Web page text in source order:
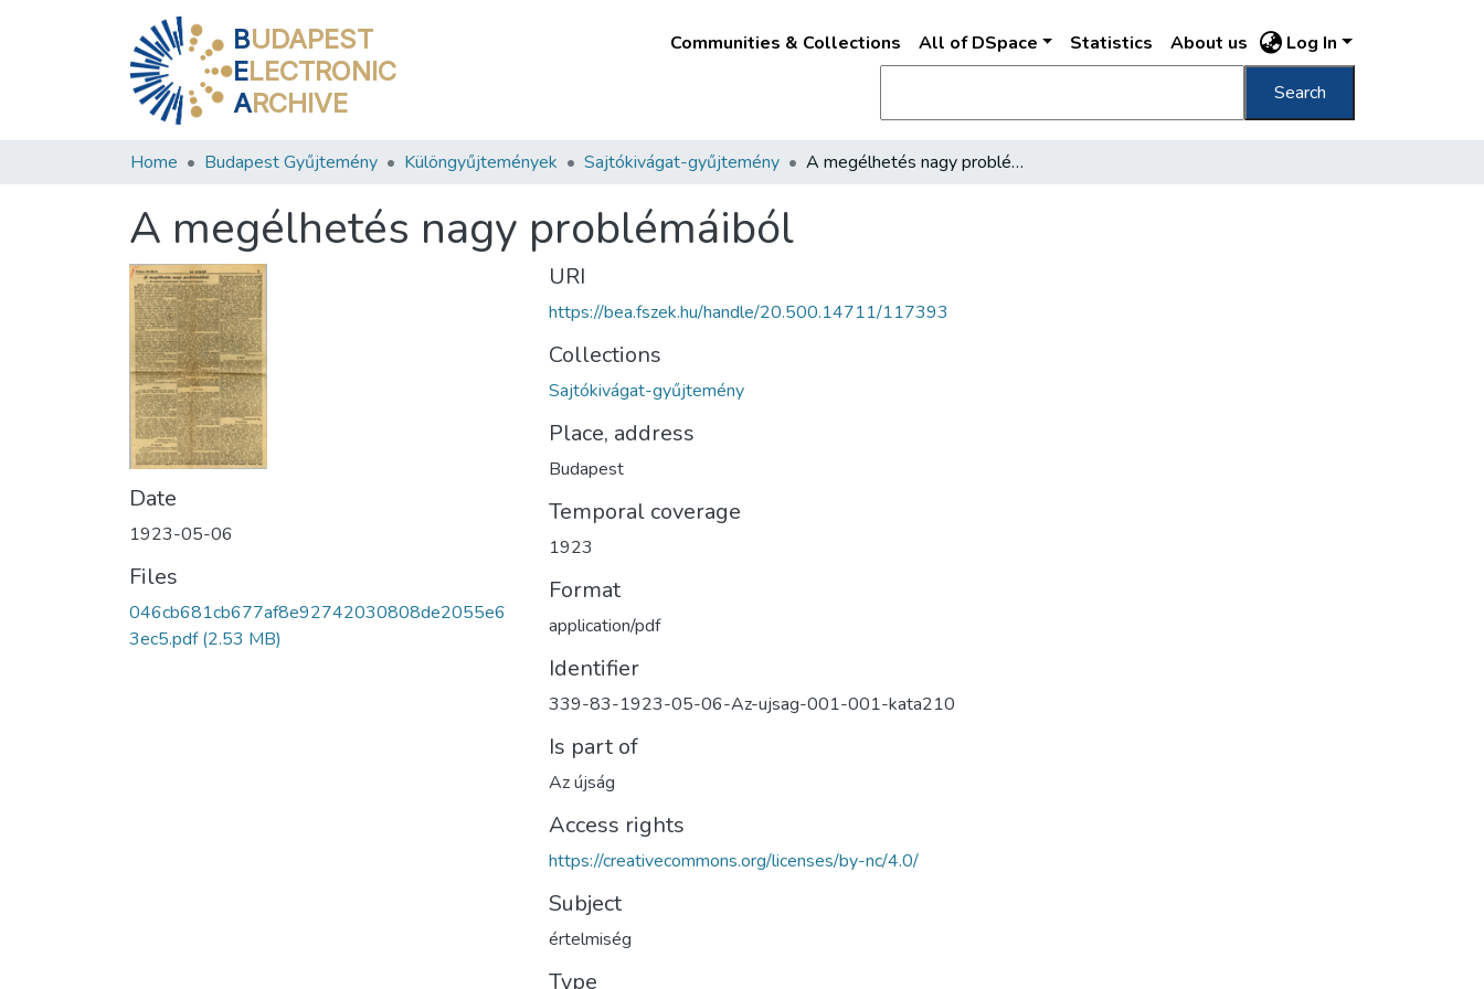
BUDAPEST
ELECTRONIC
ARCHIVE
Communities & Collections All of DSpace Statistics About us Log In
Search
Home Budapest Gyűjtemény Különgyűjtemények Sajtókivágat-gyűjtemény A megélhetés nagy problémáiból
A megélhetés nagy problémáiból
Date
1923-05-06
Files
046cb681cb677af8e92742030808de2055e6
3ec5.pdf(2.53 MB)
URI
https://bea.fszek.hu/handle/20.500.14711/117393
Collections
Sajtókivágat-gyűjtemény
Place, address
Budapest
Temporal coverage
1923
Format
application/pdf
Identifier
339-83-1923-05-06-Az-ujsag-001-001-kata210
Is part of
Az újság
Access rights
https://creativecommons.org/licenses/by-nc/4.0/
Subject
értelmiség
Type